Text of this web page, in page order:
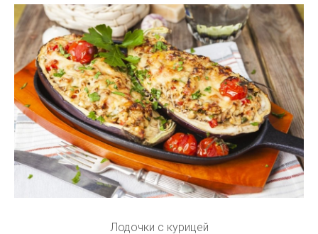
Лодочки с курицей